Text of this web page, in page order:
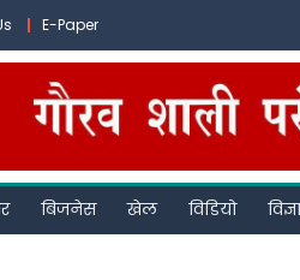
E-Paper
बिजनेस खेल विडियो